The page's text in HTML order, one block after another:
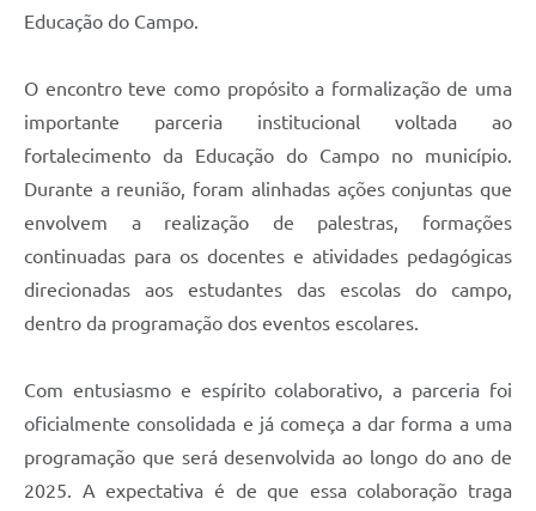
Educação do Campo.
O encontro teve como propósito a formalização de uma
importante parceria institucional voltada ao
fortalecimento da Educação do Campo no município.
Durante a reunião, foram alinhadas ações conjuntas que
envolvem a realização de palestras, formações
continuadas para os docentes e atividades pedagógicas
direcionadas aos estudantes das escolas do campo,
dentro da programação dos eventos escolares.
Com entusiasmo e espírito colaborativo, a parceria foi
oficialmente consolidada e já começa a dar forma a uma
programação que será desenvolvida ao longo do ano de
2025. A expectativa é de que essa colaboração traga